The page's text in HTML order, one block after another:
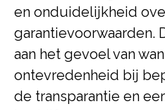
en onduidelijkheid
garantievoorwaarden.
aan het gevoel van
ontevredenheid bij
de transparantie en